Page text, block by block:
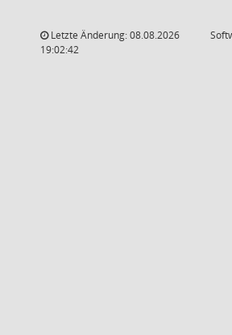
Letzte Änderung: 08.08.2026
19:02:42